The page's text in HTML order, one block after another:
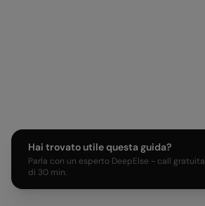
Hai trovato utile questa guida?
Parla con un esperto DeepElse - call gratuita
di 30 min.